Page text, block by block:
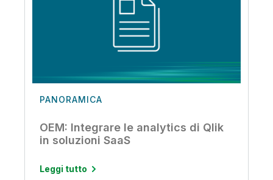
PANORAMICA
OEM: Integrare le analytics di Qlik
in soluzioni SaaS
Leggi tutto